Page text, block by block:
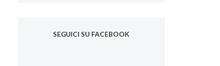
SEGUICI SU FACEBOOK